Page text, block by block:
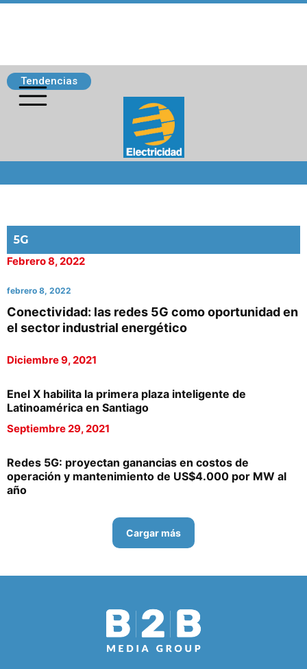
Tendencias
5G
Febrero 8, 2022
febrero 8, 2022
Conectividad: las redes 5G como oportunidad en
el sector industrial energético
Diciembre 9, 2021
Enel X habilita la primera plaza inteligente de
Latinoamérica en Santiago
Septiembre 29, 2021
Redes 5G: proyectan ganancias en costos de
operación y mantenimiento de US$4.000 por MW al
año
Cargar más